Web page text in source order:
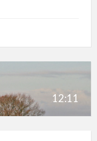
12:11